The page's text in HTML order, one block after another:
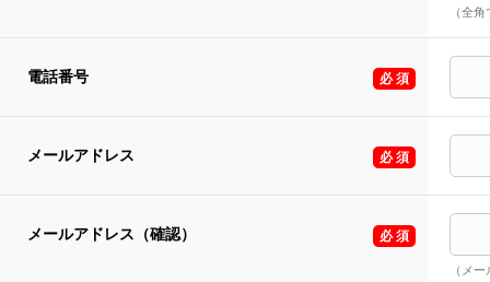
（全
電話番号
メールアドレス
メールアドレス（確認）
（メ